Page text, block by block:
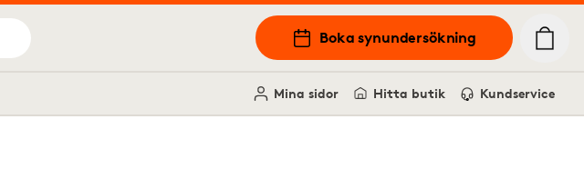
Boka synundersökning
Mina sidor Hitta butik Kundservice